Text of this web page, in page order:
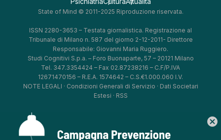
State of Mind © 2011-2025 Riproduzione riservata.
ISSN 2280-3653 – Testata giornalistica. Registrazione al
Tribunale di Milano n. 587 del giorno 2-12-2011- Direttore
Responsabile: Giovanni Maria Ruggiero.
Studi Cognitivi S.p.a. – Foro Buonaparte, 57 – 20121 Milano
Tel. 347.3354424 – Fax 02.87238216 – C.F/P.IVA
12671470156 – R.E.A. 1574642 – C.S.€1.000.060 I.V.
NOTE LEGALI · Condizioni Generali di Servizio · Dati Societari
Estesi · RSS
** **
cancel